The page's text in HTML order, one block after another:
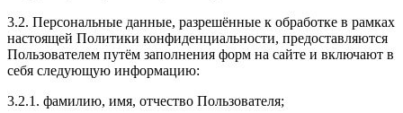
3.2. Персональные данные, разрешённые к обработке в рамках
настоящей Политики конфиденциальности, предоставляются
Пользователем путём заполнения форм на сайте и включают в
себя следующую информацию:
3.2.1. фамилию, имя, отчество Пользователя;